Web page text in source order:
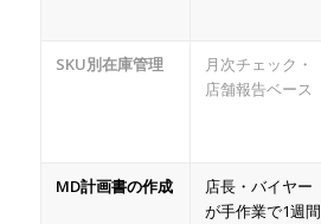
SKU別在庫管理
月次チェック・
店舗報告ベース
MD計画書の作成
店長・バイヤー
が手作業で1週間